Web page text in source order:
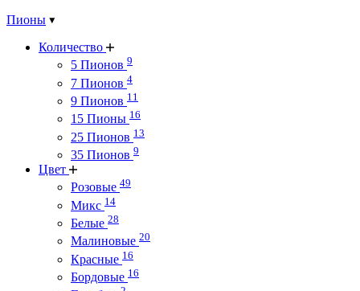
Пионы
Количество
5 Пионов 9
7 Пионов 4
9 Пионов 11
15 Пионы 16
25 Пионов 13
35 Пионов 9
Цвет
Розовые 49
Микс 14
Белые 28
Малиновые 20
Красные 16
Бордовые 16